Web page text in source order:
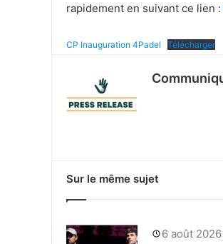
rapidement en suivant ce lien :
CP Inauguration 4Padel Télécharger
Sur le même sujet
6 août 2026